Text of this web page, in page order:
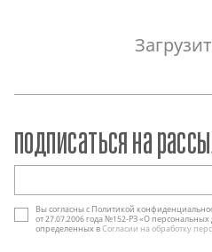
подписаться на
Вы согласны с Политикой
от 27.07.2006 года №152-РЗ «О
определенных вСогласии на обработку